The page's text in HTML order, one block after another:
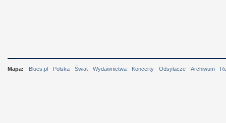
Mapa: Blues.pl Polska Świat Wydawnictwa Koncerty Odsyłacze Archiwum